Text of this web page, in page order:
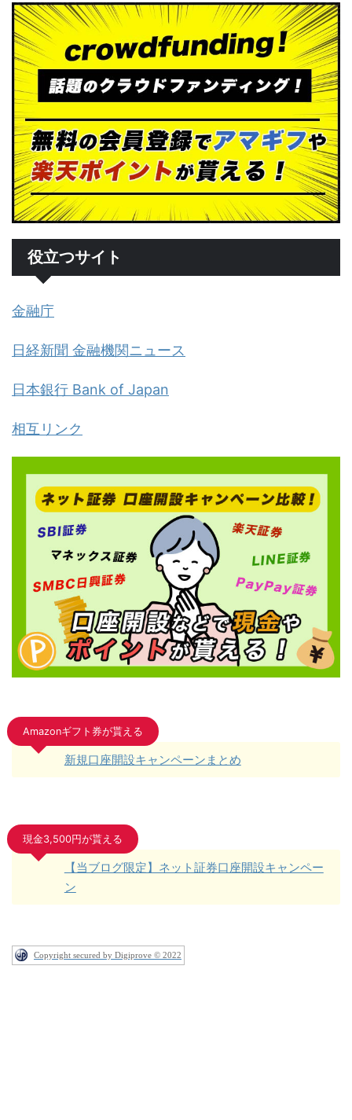
役立つサイト
金融庁
日経新聞 金融機関ニュース
日本銀行 Bank of Japan
相互リンク
Amazonギフト券が貰える
新規口座開設キャンペーンまとめ
現金3,500円が貰える
【当ブログ限定】ネット証券口座開設キャンペー
ン
Copyright secured by Digiprove © 2022